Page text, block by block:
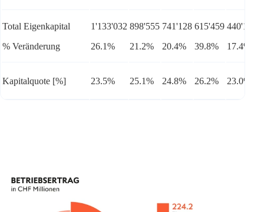
Total Eigenkapital
% Veränderung
1'133'032
26.1%
898'555
21.2%
741'128
20.4%
615'459
39.8%
440'181
17.4%
Kapitalquote [%] 23.5% 25.1% 24.8% 26.2% 23.0%